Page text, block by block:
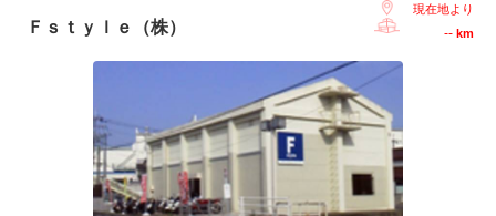
Ｆｓｔｙｌｅ（株）
現在地より
-- km